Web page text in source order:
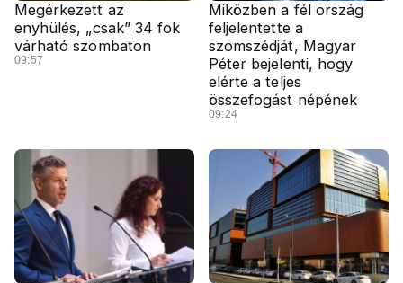
Megérkezett az
enyhülés, „csak” 34 fok
várható szombaton
09:57
Miközben a fél ország
feljelentette a
szomszédját, Magyar
Péter bejelenti, hogy
elérte a teljes
összefogást népének
09:24